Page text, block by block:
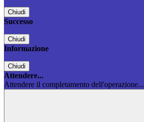
Chiudi
Successo
Chiudi
Informazione
Chiudi
Attendere...
Attendere il completamento dell'operazione...